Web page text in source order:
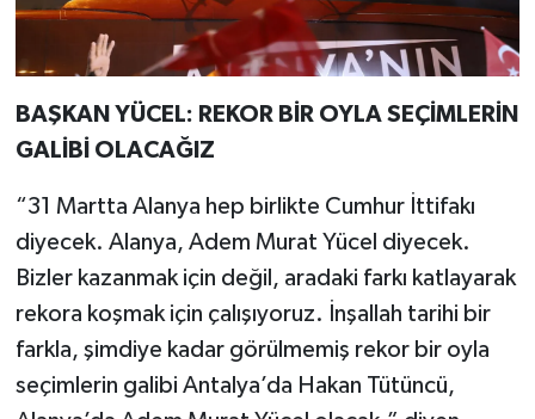
BAŞKAN YÜCEL: REKOR BİR OYLA SEÇİMLERİN
GALİBİ OLACAĞIZ
“31 Martta Alanya hep birlikte Cumhur İttifakı
diyecek. Alanya, Adem Murat Yücel diyecek.
Bizler kazanmak için değil, aradaki farkı katlayarak
rekora koşmak için çalışıyoruz. İnşallah tarihi bir
farkla, şimdiye kadar görülmemiş rekor bir oyla
seçimlerin galibi Antalya’da Hakan Tütüncü,